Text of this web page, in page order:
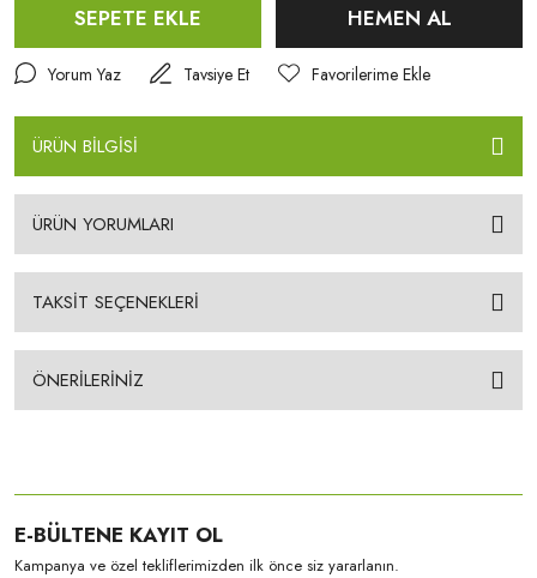
SEPETE EKLE HEMEN AL
Yorum Yaz Tavsiye Et
ÜRÜN BİLGİSİ
ÜRÜN YORUMLARI
TAKSİT SEÇENEKLERİ
ÖNERİLERİNİZ
E-BÜLTENE KAYIT OL
Kampanya ve özel tekliflerimizden ilk önce siz yararlanın.